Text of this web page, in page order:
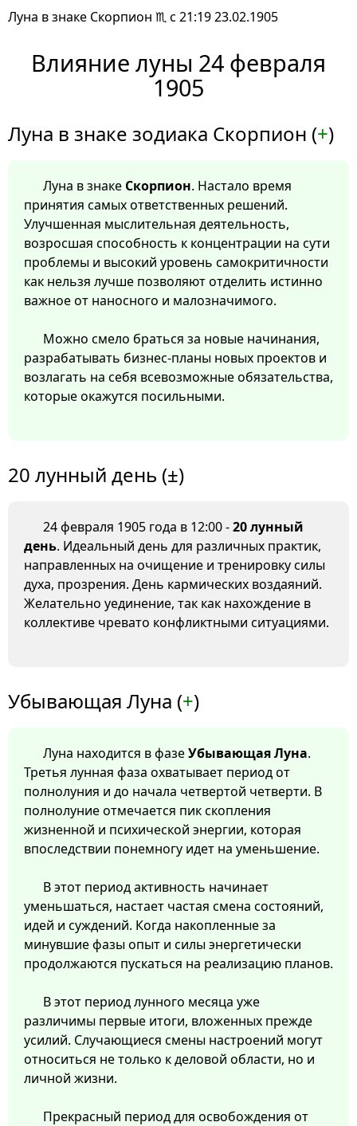
Луна в знаке Скорпион ♏ с 21:19 23.02.1905
Влияние луны 24 февраля
1905
Луна в знаке зодиака Скорпион (+)
Луна в знаке Скорпион. Настало время
принятия самых ответственных решений.
Улучшенная мыслительная деятельность,
возросшая способность к концентрации на сути
проблемы и высокий уровень самокритичности
как нельзя лучше позволяют отделить истинно
важное от наносного и малозначимого.
Можно смело браться за новые начинания,
разрабатывать бизнес-планы новых проектов и
возлагать на себя всевозможные обязательства,
которые окажутся посильными.
20 лунный день (±)
24 февраля 1905 года в 12:00 -20 лунный
день. Идеальный день для различных практик,
направленных на очищение и тренировку силы
духа, прозрения. День кармических воздаяний.
Желательно уединение, так как нахождение в
коллективе чревато конфликтными ситуациями.
Убывающая Луна (+)
Луна находится в фазеУбывающая Луна.
Третья лунная фаза охватывает период от
полнолуния и до начала четвертой четверти. В
полнолуние отмечается пик скопления
жизненной и психической энергии, которая
впоследствии понемногу идет на уменьшение.
В этот период активность начинает
уменьшаться, настает частая смена состояний,
идей и суждений. Когда накопленные за
минувшие фазы опыт и силы энергетически
продолжаются пускаться на реализацию планов.
В этот период лунного месяца уже
различимы первые итоги, вложенных прежде
усилий. Случающиеся смены настроений могут
относиться не только к деловой области, но и
личной жизни.
Прекрасный период для освобождения от